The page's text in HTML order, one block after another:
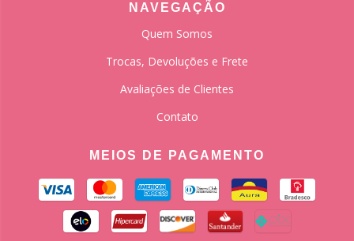
NAVEGAÇÃO
Quem Somos
Trocas, Devoluções e Frete
Avaliações de Clientes
Contato
MEIOS DE PAGAMENTO